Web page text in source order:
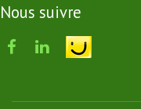
Nous suivre